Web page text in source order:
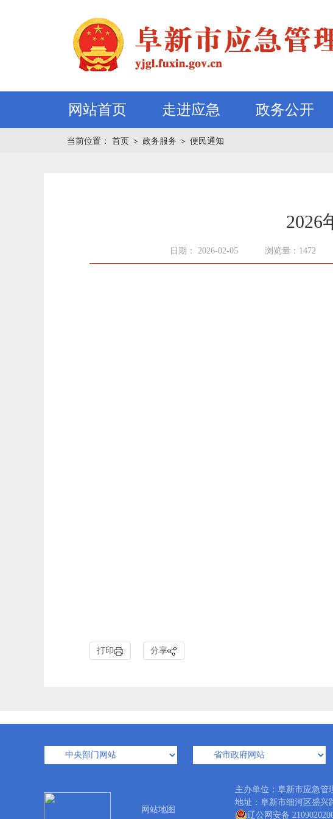
网站首页 走进应急 政务公开
当前位置： 首页 ＞ 政务服务 ＞ 便民通知
2026
日期： 2026-02-05 浏览量：1472
打印 分享
网站地图
主办单位：阜新市应急
地址：阜新市细河区盛
辽公网安备